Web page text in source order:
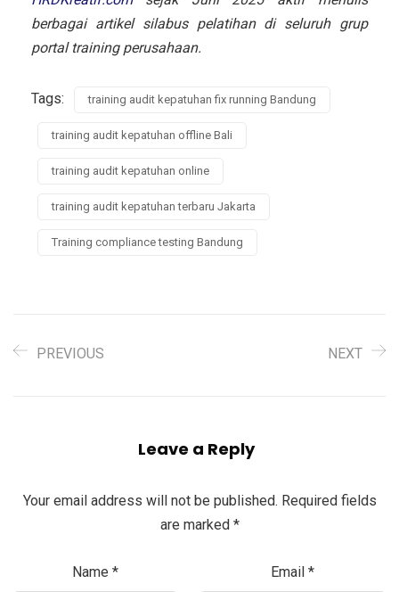
berbagai artikel silabus pelatihan di seluruh grup
portal training perusahaan.
Tags: training audit kepatuhan fix running Bandung
training audit kepatuhan offline Bali
training audit kepatuhan online
training audit kepatuhan terbaru Jakarta
Training compliance testing Bandung
PREVIOUS NEXT
Leave a Reply
Your email address will not be published. Required fields
are marked *
Name * Email *